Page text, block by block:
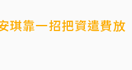
琪靠一招把資遣費放